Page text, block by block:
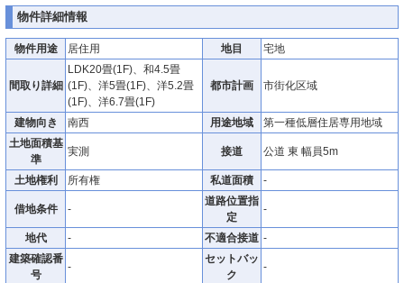
物件詳細情報
物件用途 居住用 地目 宅地
間取り詳細
LDK20畳(1F)、和4.5畳
(1F)、洋5畳(1F)、洋5.2畳
(1F)、洋6.7畳(1F)
都市計画 市街化区域
建物向き 南西 用途地域
第一種低層住居専用地域
土地面積基
準
実測 接道 公道 東 幅員5m
土地権利 所有権 私道面積 -
借地条件 -
道路位置指
定
-
地代 - 不適合接道 -
建築確認番
号
-
セットバッ
ク
-